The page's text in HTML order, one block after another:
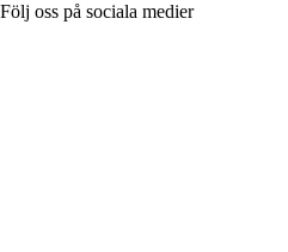
Följ oss på sociala medier